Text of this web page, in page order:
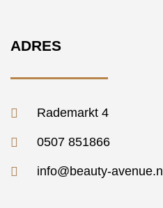
ADRES
Rademarkt 4
0507 851866
info@beauty-avenue.nl